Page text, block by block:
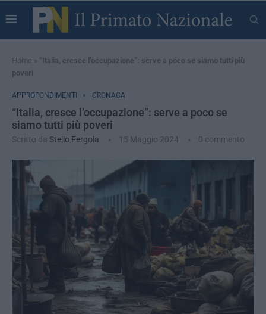
Home » “Italia, cresce l’occupazione”: serve a poco se siamo tutti più
poveri
APPROFONDIMENTI CRONACA
“Italia, cresce l’occupazione”: serve a poco se
siamo tutti più poveri
Scritto da Stelio Fergola 15 Maggio 2024 0 commento